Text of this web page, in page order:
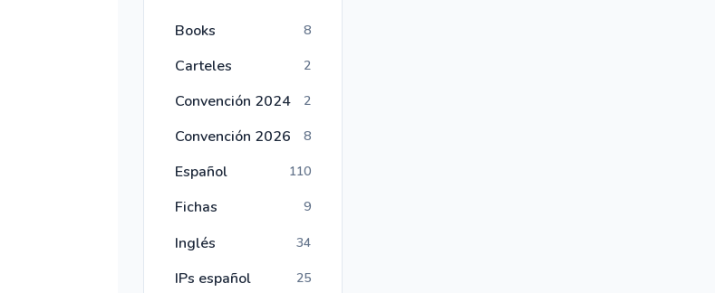
Books 8
Carteles 2
Convención 2024 2
Convención 2026 8
Español 110
Fichas 9
Inglés 34
IPs español 25